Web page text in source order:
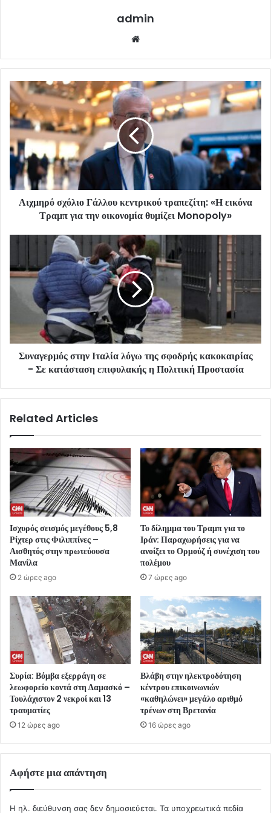
admin
Αιχμηρό σχόλιο Γάλλου κεντρικού τραπεζίτη: «Η εικόνα
Τραμπ για την οικονομία θυμίζει Monopoly»
Συναγερμός στην Ιταλία λόγω της σφοδρής κακοκαιρίας
- Σε κατάσταση επιφυλακής η Πολιτική Προστασία
Related Articles
Ισχυρός σεισμός μεγέθους 5,8
Ρίχτερ στις Φιλιππίνες –
Αισθητός στην πρωτεύουσα
Μανίλα
2 ώρες ago
Το δίλημμα του Τραμπ για το
Ιράν: Παραχωρήσεις για να
ανοίξει το Ορμούζ ή συνέχιση του
πολέμου
7 ώρες ago
Συρία: Βόμβα εξερράγη σε
λεωφορείο κοντά στη Δαμασκό –
Τουλάχιστον 2 νεκροί και 13
τραυματίες
12 ώρες ago
Βλάβη στην ηλεκτροδότηση
κέντρου επικοινωνιών
«καθηλώνει» μεγάλο αριθμό
τρένων στη Βρετανία
16 ώρες ago
Αφήστε μια απάντηση
Η ηλ. διεύθυνση σας δεν δημοσιεύεται. Τα υποχρεωτικά πεδία